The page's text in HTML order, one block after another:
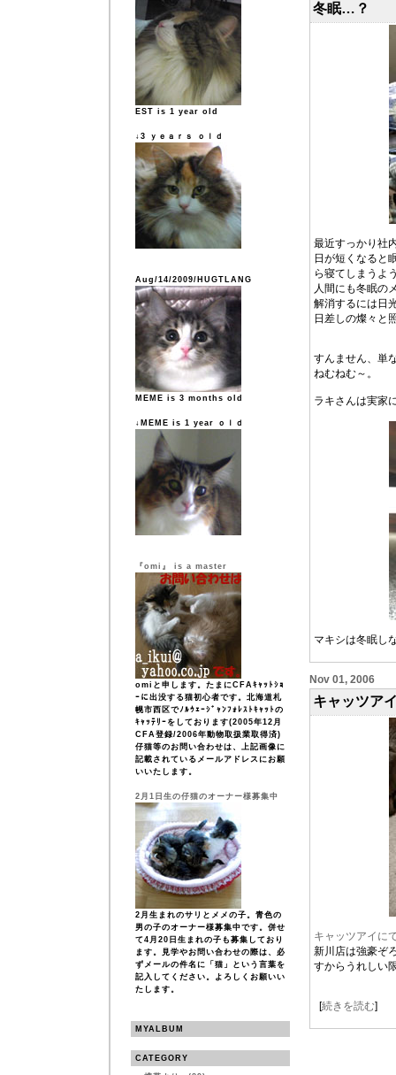
EST is 1 year old
↓3 ｙｅａｒｓ ｏｌｄ
Aug/14/2009/HUGTLANG
MEME is 3 months old
↓MEME is 1 year ｏｌｄ
『omi』 is a master
omiと申します。たまにCFAｷｬｯﾄｼｮ
ｰに出没する猫初心者です。北海道札
幌市西区でﾉﾙｳｪｰｼﾞｬﾝﾌｫﾚｽﾄｷｬｯﾄの
ｷｬｯﾃﾘｰをしております(2005年12月
CFA登録/2006年動物取扱業取得済)
仔猫等のお問い合わせは、上記画像に
記載されているメールアドレスにお願
いいたします。
2月1日生の仔猫のオーナー様募集中
2月生まれのサリとメメの子。青色の
男の子のオーナー様募集中です。併せ
て4月20日生まれの子も募集しており
ます。見学やお問い合わせの際は、必
ずメールの件名に「猫」という言葉を
記入してください。よろしくお願いい
たします。
MYALBUM
CATEGORY
冬眠…？
最近すっかり社
日が短くなると
ら寝てしまうよ
人間にも冬眠の
解消するには日
日差しの燦々と
すんません、単
ねむねむ～。
ラキさんは実家
マキシは冬眠し
Nov 01, 2006
キャッツア
キャッツアイに
新川店は強豪ぞ
すからうれしい
[続きを読む]